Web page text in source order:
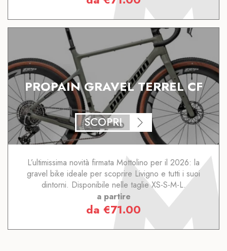
PROPAIN GRAVEL TERREL CF
SCOPRI
L’ultimissima novità firmata Mottolino per il 2026: la
gravel bike ideale per scoprire Livigno e tutti i suoi
dintorni. Disponibile nelle taglie XS-S-M-L.
a partire
da €71.00